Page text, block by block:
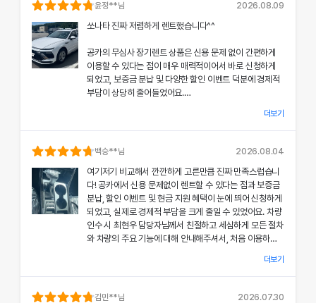
윤정**님 2026.08.09
쏘나타 진짜 저렴하게 렌트했습니다^^
공카의 무심사 장기렌트 상품은 신용 문제 없이 간편하게
이용할 수 있다는 점이 매우 매력적이어서 바로 신청하게
되었고, 보증금 분납 및 다양한 할인 이벤트 덕분에 경제적
부담이 상당히 줄어들었어요.
차량 인수 시 장민혁 담당자님께서 친절하고 꼼꼼하게 신차
의 상태와 각종 기능에 대해 설명해주셔서, 처음 이용하는
분들도 부담 없이 서비스를 체험할 수 있었어요.
공카의 본부 직거래 시스템으로 중간 마진 없이 합리적인
렌트료를 제공받았고, 즉시 출고되는 신차 덕분에 긴급 상
황에서도 차질 없이 차량을 이용할 수 있었던 점이 특히 인
상 깊었어요.
쏘나타의 세련된 디자인과 최신 편의 기능, 그리고 안전 장
치에 대한 세심한 관리가 직접 눈으로 확인되면서 전체적인
다시 이용하고 싶은 강력한 동기가 되었어요.
더보기
백승**님 2026.08.04
여기저기 비교해서 깐깐하게 고른만큼 진짜 만족스럽습니
다! 공카에서 신용 문제없이 렌트할 수 있다는 점과 보증금
분납, 할인 이벤트 및 현금 지원 혜택이 눈에 띄어 신청하게
되었고, 실제로 경제적 부담을 크게 줄일 수 있었어요. 차량
인수 시 최현우 담당자님께서 친절하고 세심하게 모든 절차
와 차량의 주요 기능에 대해 안내해주셔서, 처음 이용하는
공카의 본부 직거래 시스템 덕분에 렌트료가 매우 합리적으
로 책정되었고, 필요할 때마다 즉시 출고되는 신차 시스템
더보기
김민**님 2026.07.30
'(주)공카'는 (이하 '회사'는) 고객님의 개인정보를 중요시하며, "정보